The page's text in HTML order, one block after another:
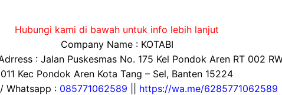
Hubungi kami di bawah untuk info lebih lanjut
Company Name : KOTABI
: Jalan Puskesmas No. 175 Kel Pondok Aren RT 002
011 Kec Pondok Aren Kota Tang – Sel, Banten 15224
Whatsapp : 085771062589
https://wa.me/6285771062589